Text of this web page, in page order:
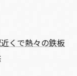
くで熱々の鉄板